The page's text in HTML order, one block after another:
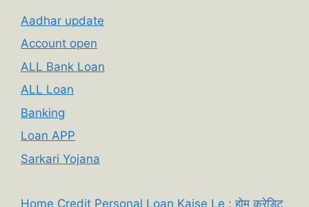
Aadhar update
Account open
ALL Bank Loan
ALL Loan
Banking
Loan APP
Sarkari Yojana
Home Credit Personal Loan Kaise Le : होम क्रेडिट